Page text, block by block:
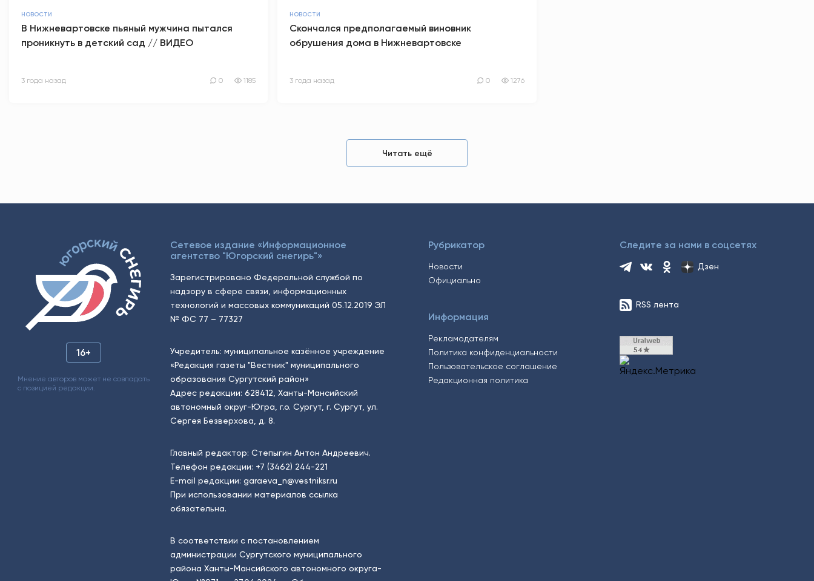
НОВОСТИ
В Нижневартовске пьяный мужчина пытался
проникнуть в детский сад // ВИДЕО
3 года назад 0 1185
НОВОСТИ
Скончался предполагаемый виновник
обрушения дома в Нижневартовске
3 года назад 0 1276
Читать ещё
16+
Мнение авторов может не совпадать
с позицией редакции.
Сетевое издание «Информационное
агентство "Югорский снегирь"»
Зарегистрировано Федеральной службой по
надзору в сфере связи, информационных
технологий и массовых коммуникаций 05.12.2019 ЭЛ
№ ФС 77 – 77327
Учредитель: муниципальное казённое учреждение
«Редакция газеты "Вестник" муниципального
образования Сургутский район»
Адрес редакции: 628412, Ханты-Мансийский
автономный округ-Югра, г.о. Сургут, г. Сургут, ул.
Сергея Безверхова, д. 8.
Главный редактор: Степыгин Антон Андреевич.
Телефон редакции: +7 (3462) 244-221
E-mail редакции: garaeva_n@vestniksr.ru
При использовании материалов ссылка
обязательна.
В соответствии с постановлением
администрации Сургутского муниципального
района Ханты-Мансийского автономного округа-
Рубрикатор
Новости
Официально
Информация
Рекламодателям
Политика конфиденциальности
Пользовательское соглашение
Редакционная политика
Следите за нами в соцсетях
Дзен
RSS лента